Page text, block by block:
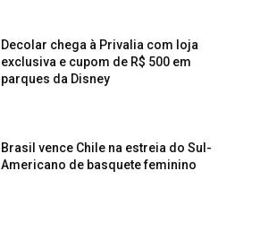
Decolar chega à Privalia com loja
exclusiva e cupom de R$ 500 em
parques da Disney
Brasil vence Chile na estreia do Sul-
Americano de basquete feminino